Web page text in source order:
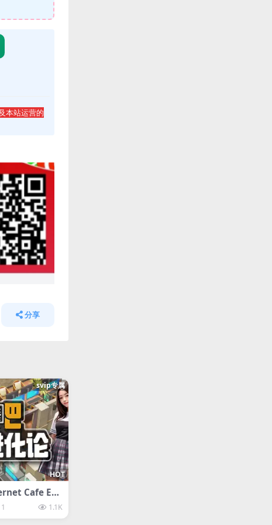
本站运营的
分享
svip专属
HOT
Cafe Evo
1 1.1K